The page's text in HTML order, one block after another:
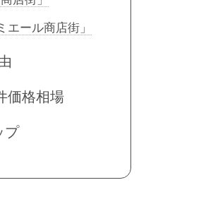
ール商店街」
価格相場
プ